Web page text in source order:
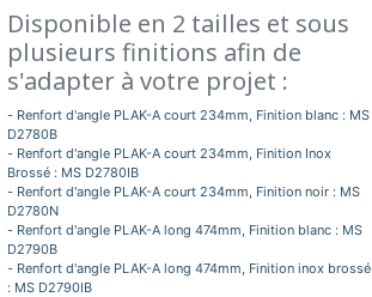
Disponible en 2 tailles et sous
plusieurs finitions afin de
s'adapter à votre projet :
- Renfort d'angle PLAK-A court 234mm, Finition blanc : MS
D2780B
- Renfort d'angle PLAK-A court 234mm, Finition Inox
Brossé : MS D2780IB
- Renfort d'angle PLAK-A court 234mm, Finition noir : MS
D2780N
- Renfort d'angle PLAK-A long 474mm, Finition blanc : MS
D2790B
- Renfort d'angle PLAK-A long 474mm, Finition inox brossé
: MS D2790IB